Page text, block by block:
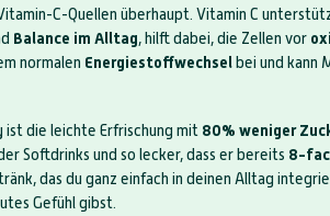
C-Quellen überhaupt. Vitamin C
Balance im Alltag, hilft dabei, die Zellen vor
normalen Energiestoffwechsel bei und kann
ist die leichte Erfrischung mit 80% weniger
Softdrinks und so lecker, dass er bereits 8-
das du ganz einfach in deinen Alltag
Gefühl gibst.